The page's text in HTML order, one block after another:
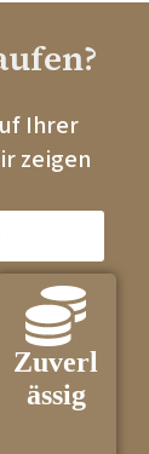
Ihrer
zeigen
Zuverl
ässig